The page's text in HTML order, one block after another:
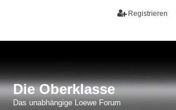
Registrieren
Die Oberklasse
Das unabhängige Loewe Forum